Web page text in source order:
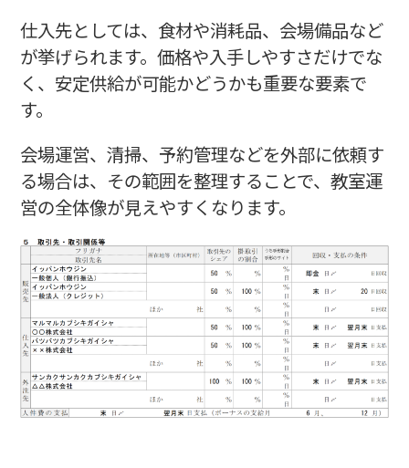
仕入先としては、食材や消耗品、会場備品など
が挙げられます。価格や入手しやすさだけでな
く、安定供給が可能かどうかも重要な要素で
す。
会場運営、清掃、予約管理などを外部に依頼す
る場合は、その範囲を整理することで、教室運
営の全体像が見えやすくなります。